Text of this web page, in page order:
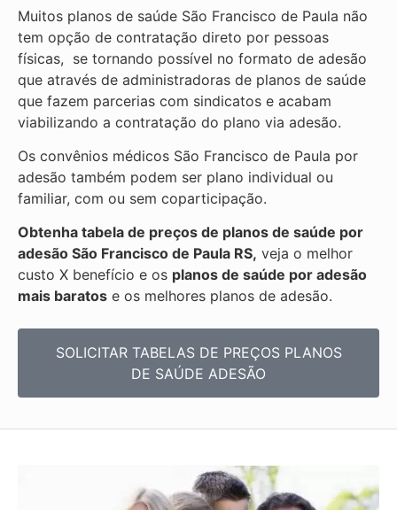
Muitos planos de saúde São Francisco de Paula não
tem opção de contratação direto por pessoas
físicas, se tornando possível no formato de adesão
que através de administradoras de planos de saúde
que fazem parcerias com sindicatos e acabam
viabilizando a contratação do plano via adesão.
Os convênios médicos São Francisco de Paula por
adesão também podem ser plano individual ou
familiar, com ou sem coparticipação.
Obtenha tabela de preços de planos de saúde por
adesão São Francisco de Paula RS, veja o melhor
custo X benefício e os planos de saúde por adesão
mais baratos e os melhores planos de adesão.
SOLICITAR TABELAS DE PREÇOS PLANOS
DE SAÚDE ADESÃO